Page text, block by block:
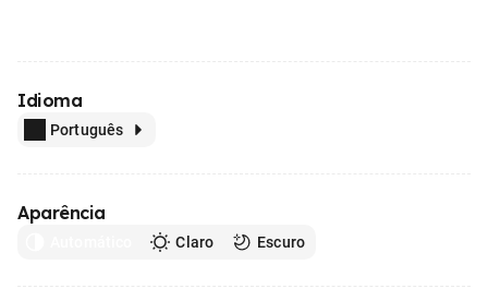
Idioma
Português
Aparência
Claro Escuro